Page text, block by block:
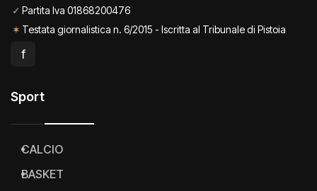
✓ Partita Iva 01868200476
✶ Testata giornalistica n. 6/2015 - Iscritta al Tribunale di Pistoia
f
Sport
CALCIO
BASKET